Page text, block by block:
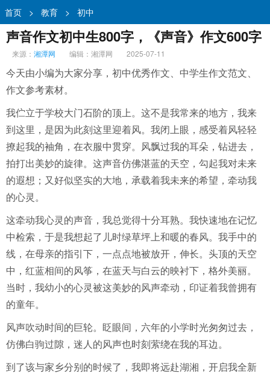
首页 > 教育 > 初中
声音作文初中生800字，《声音》作文600字
来源： 湘潭网 编辑：湘潭网
2025-07-11
今天由小编为大家分享，初中优秀作文、中学生作文范文、
作文参考素材。
我伫立于学校大门石阶的顶上。这不是我常来的地方，我来
到这里，是因为此刻这里迎着风。我闭上眼，感受着风轻轻
撩起我的袖角，在衣服中贯穿。风飘过我的耳朵，钻进去，
拍打出美妙的旋律。这声音仿佛湛蓝的天空，勾起我对未来
的遐想；又好似坚实的大地，承载着我未来的希望，牵动我
的心灵。
这牵动我心灵的声音，我总觉得十分耳熟。我快速地在记忆
中检索，于是我想起了儿时绿草坪上和暖的春风。我手中的
线，在母亲的指引下，一点点地被放开，伸长。头顶的天空
中，红蓝相间的风筝，在蓝天与白云的映衬下，格外美丽。
当时，我幼小的心灵被这美妙的风声牵动，印证着我曾拥有
的童年。
风声吹动时间的巨轮。眨眼间，六年的小学时光匆匆过去，
仿佛白驹过隙，迷人的风声也时刻萦绕在我的耳边。
到了该与家乡分别的时候了，我即将远赴湖湘，开启我全新